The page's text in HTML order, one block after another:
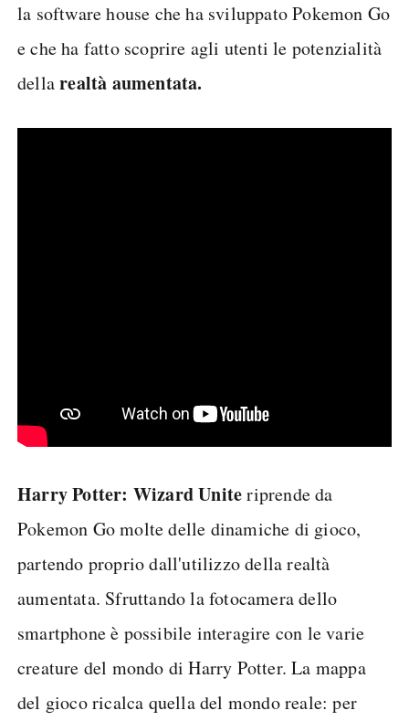
la software house che ha sviluppato Pokemon Go
e che ha fatto scoprire agli utenti le potenzialità
dellarealtà aumentata.
Harry Potter: Wizard Uniteriprende da
Pokemon Go molte delle dinamiche di gioco,
partendo proprio dall'utilizzo della realtà
aumentata. Sfruttando la fotocamera dello
smartphone è possibile interagire con le varie
creature del mondo di Harry Potter. La mappa
del gioco ricalca quella del mondo reale: per